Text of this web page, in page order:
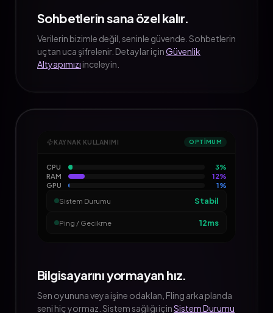
Sohbetlerin sana özel kalır.
Verilerin bizimle değil, seninle güvende. Sohbetlerin
uçtan uca şifrelenir. Detaylar içinGüvenlik
Altyapımızı inceleyin.
KAYNAK KULLANIMI OPTİMUM
CPU 3%
RAM
12%
GPU
1%
Sistem Durumu
Stabil
Ping / Gecikme 12ms
Bilgisayarını yormayan hız.
Sen oyununa veya işine odaklan, Fling arka planda
seni hiç yormaz. Sistem sağlığı içinSistem Durumu